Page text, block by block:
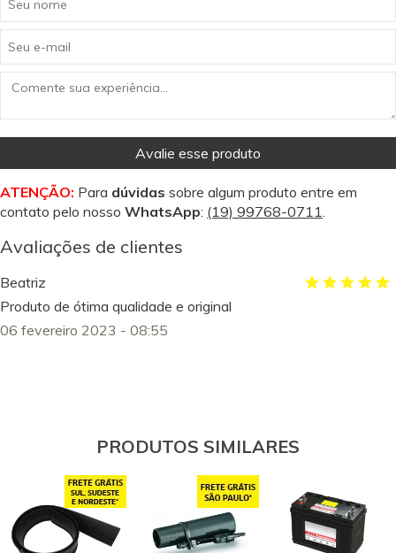
Avalie esse produto
ATENÇÃO: Para dúvidas sobre algum produto entre em
contato pelo nosso WhatsApp: (19) 99768-0711.
Avaliações de clientes
Beatriz
Produto de ótima qualidade e original
06 fevereiro 2023 - 08:55
PRODUTOS SIMILARES